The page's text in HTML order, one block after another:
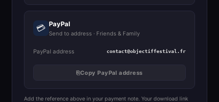
💳 PayPal
Send to address · Friends & Family
PayPal address contact@objectiffestival.fr
⎘Copy PayPal address
Add the reference above in your payment note. Your download link